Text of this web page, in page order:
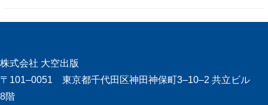
株式会社 大空出版
〒101‒0051 東京都千代田区神田神保町3‒10‒2 共立ビル
8階